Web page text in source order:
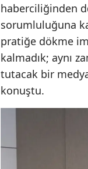
haberciliğinden
sorumluluğuna
pratiğe dökme
kalmadık; aynı
tutacak bir
konuştu.